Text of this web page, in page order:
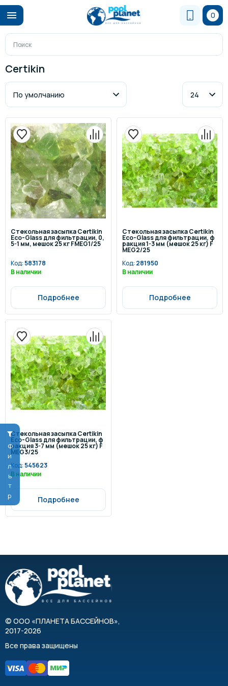
0
Фильтр
Certikin
Стекольная засыпка Certikin
Eco-Glass для фильтрации, 0,
5-1 мм, мешок 25 кг FMEG1/25
Код:583178
В наличии
Подробнее
Стекольная засыпка Certikin
Eco-Glass для фильтрации, ф
ракция 1-3 мм (мешок 25 кг) F
MEG2/25
Код: 281950
В наличии
Подробнее
Стекольная засыпка Certikin
Eco-Glass для фильтрации, ф
ракция 3-7 мм (мешок 25 кг) F
MEG3/25
Код:545623
В наличии
Подробнее
© ООО «ПЛАНЕТА БАССЕЙНОВ»,
2017-2026
Все права защищены